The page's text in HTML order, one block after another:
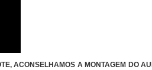
ACONSELHAMOS A MONTAGEM DO